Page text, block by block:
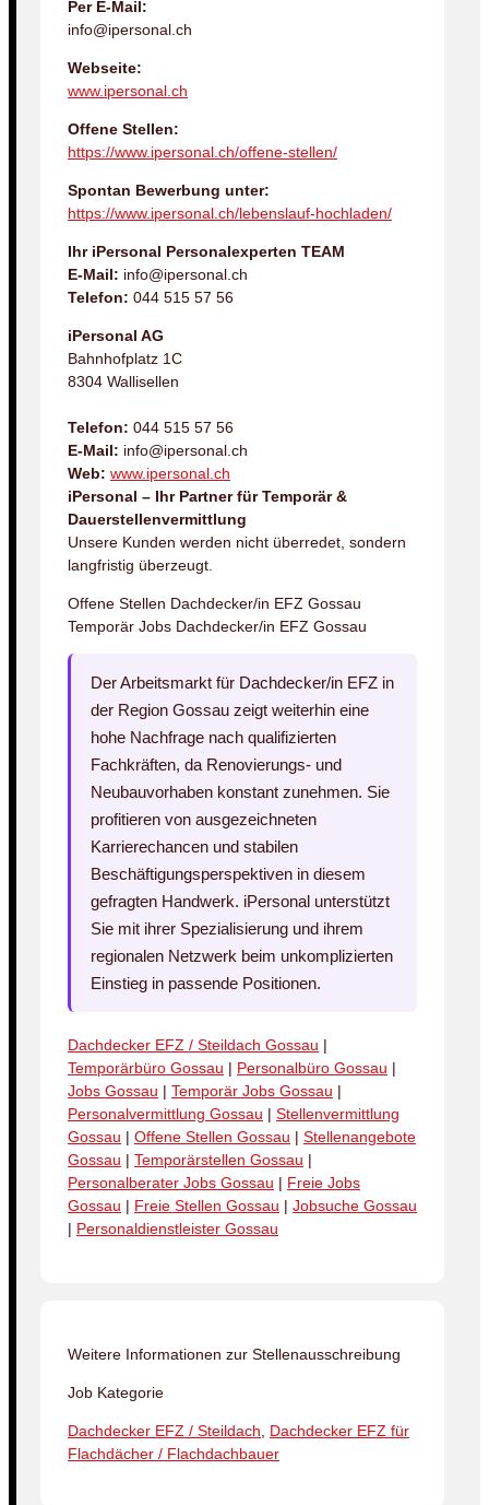
Per E-Mail:
info@ipersonal.ch
Webseite:
www.ipersonal.ch
Offene Stellen:
https://www.ipersonal.ch/offene-stellen/
Spontan Bewerbung unter:
https://www.ipersonal.ch/lebenslauf-hochladen/
Ihr iPersonal Personalexperten TEAM
E-Mail: info@ipersonal.ch
Telefon: 044 515 57 56
iPersonal AG
Bahnhofplatz 1C
8304 Wallisellen
Telefon: 044 515 57 56
E-Mail: info@ipersonal.ch
Web: www.ipersonal.ch
iPersonal – Ihr Partner für Temporär &
Dauerstellenvermittlung
Unsere Kunden werden nicht überredet, sondern
langfristig überzeugt.
Offene Stellen Dachdecker/in EFZ Gossau
Temporär Jobs Dachdecker/in EFZ Gossau
Der Arbeitsmarkt für Dachdecker/in EFZ in
der Region Gossau zeigt weiterhin eine
hohe Nachfrage nach qualifizierten
Fachkräften, da Renovierungs- und
Neubauvorhaben konstant zunehmen. Sie
profitieren von ausgezeichneten
Karrierechancen und stabilen
Beschäftigungsperspektiven in diesem
gefragten Handwerk. iPersonal unterstützt
Sie mit ihrer Spezialisierung und ihrem
regionalen Netzwerk beim unkomplizierten
Einstieg in passende Positionen.
Dachdecker EFZ / Steildach Gossau |
Temporärbüro Gossau | Personalbüro Gossau |
Jobs Gossau | Temporär Jobs Gossau |
Personalvermittlung Gossau | Stellenvermittlung
Gossau | Offene Stellen Gossau | Stellenangebote
Gossau | Temporärstellen Gossau |
Personalberater Jobs Gossau | Freie Jobs
Gossau | Freie Stellen Gossau | Jobsuche Gossau
| Personaldienstleister Gossau
Weitere Informationen zur Stellenausschreibung
Job Kategorie
Dachdecker EFZ / Steildach, Dachdecker EFZ für
Flachdächer / Flachdachbauer